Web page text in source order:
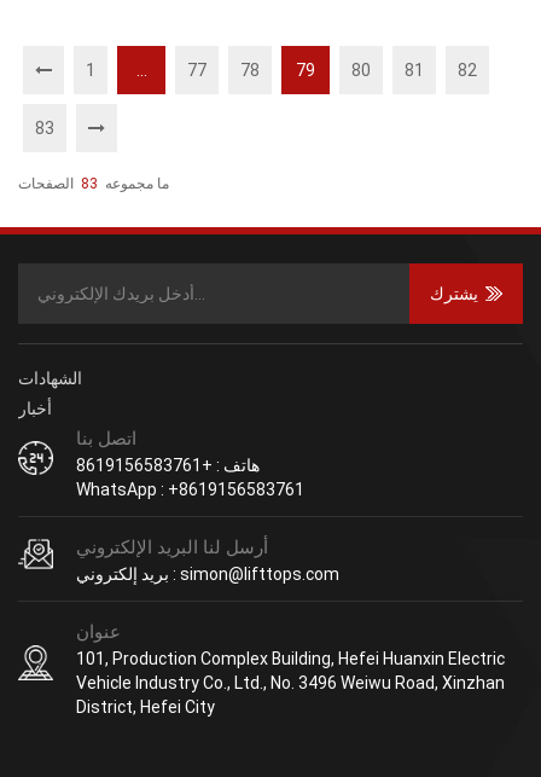
1 77 78 79 80 81 82
83
ما مجموعه 83 الصفحات
يشترك
الشهادات
أخبار
اتصل بنا
هاتف : +8619156583761
WhatsApp : +8619156583761
أرسل لنا البريد الإلكتروني
بريد إلكتروني : simon@lifttops.com
عنوان
101, Production Complex Building, Hefei Huanxin Electric
Vehicle Industry Co., Ltd., No. 3496 Weiwu Road, Xinzhan
District, Hefei City